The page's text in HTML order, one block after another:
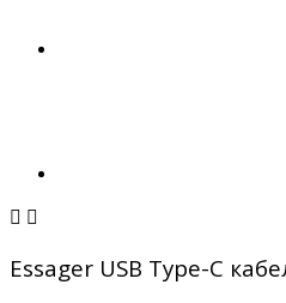
 
Essager USB Type-C